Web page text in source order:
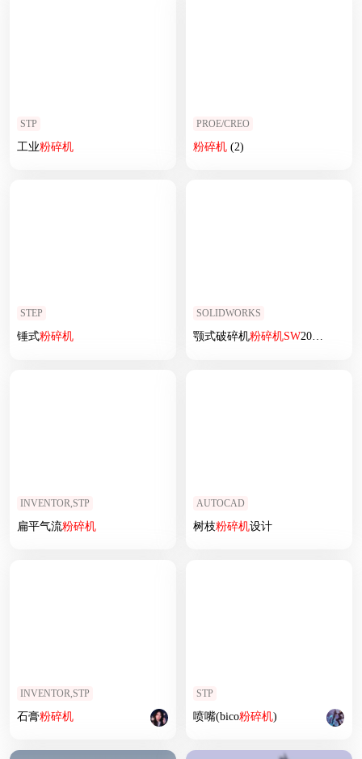
STP
工业粉碎机
PROE/CREO
粉碎机(2)
STEP
锤式粉碎机
SOLIDWORKS
颚式破碎机粉碎机SW2014含所有特征
INVENTOR,STP
扁平气流粉碎机
AUTOCAD
树枝粉碎机设计
INVENTOR,STP
石膏粉碎机
STP
喷嘴(bico粉碎机)